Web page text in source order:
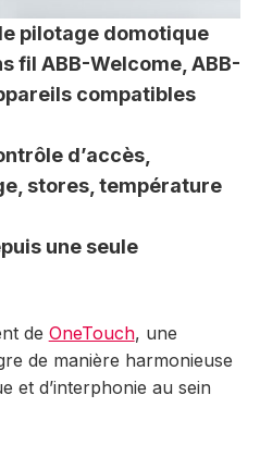
pilotage domotique
fil ABB-Welcome, ABB-
compatibles
d’accès,
stores, température
une seule
de OneTouch, une
de manière harmonieuse
et d’interphonie au sein